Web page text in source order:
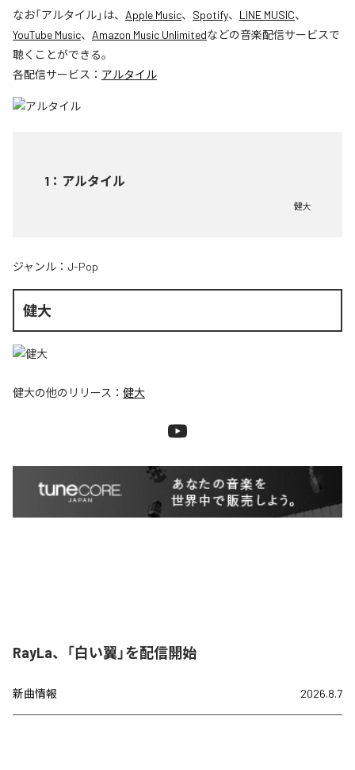
なお「アルタイル」は、 Apple Music、 Spotify、 LINE MUSIC、
YouTube Music、 Amazon Music Unlimitedなどの音楽配信サービスで
聴くことができる。
各配信サービス： アルタイル
1 ： アルタイル
健大
ジャンル： J-Pop
健大
健大の他のリリース： 健大
RayLa、「白い翼」を配信開始
新曲情報 2026.8.7